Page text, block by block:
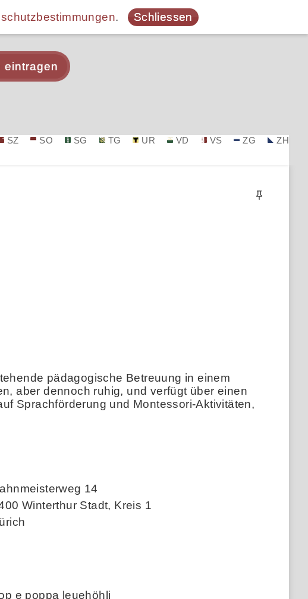
. Schliessen
eintragen
SZ SO SG TG UR VD VS ZG ZH
pädagogische Betreuung in einem
aber dennoch ruhig, und verfügt über einen
Sprachförderung und Montessori-Aktivitäten,
14
Winterthur Stadt, Kreis 1
e poppa leuehöhli